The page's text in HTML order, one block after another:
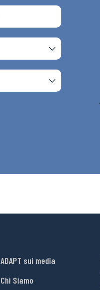
ADAPT sui media
Chi Siamo